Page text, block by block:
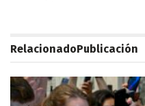
RelacionadoPublicación